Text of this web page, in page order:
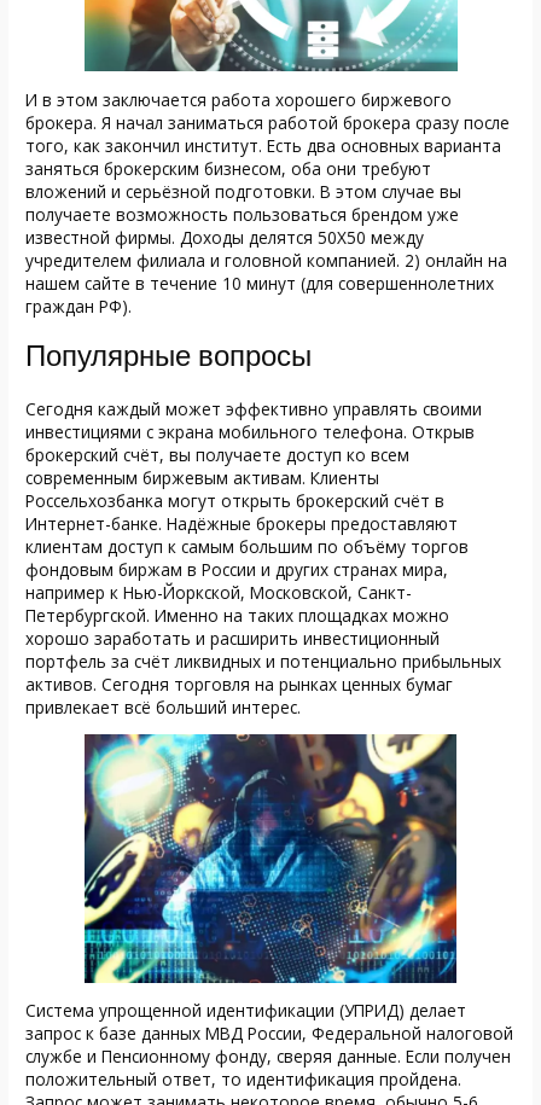
И в этом заключается работа хорошего биржевого
брокера. Я начал заниматься работой брокера сразу после
того, как закончил институт. Есть два основных варианта
заняться брокерским бизнесом, оба они требуют
вложений и серьёзной подготовки. В этом случае вы
получаете возможность пользоваться брендом уже
известной фирмы. Доходы делятся 50Х50 между
учредителем филиала и головной компанией. 2) онлайн на
нашем сайте в течение 10 минут (для совершеннолетних
граждан РФ).
Популярные вопросы
Сегодня каждый может эффективно управлять своими
инвестициями с экрана мобильного телефона. Открыв
брокерский счёт, вы получаете доступ ко всем
современным биржевым активам. Клиенты
Россельхозбанка могут открыть брокерский счёт в
Интернет-банке. Надёжные брокеры предоставляют
клиентам доступ к самым большим по объёму торгов
фондовым биржам в России и других странах мира,
например к Нью-Йоркской, Московской, Санкт-
Петербургской. Именно на таких площадках можно
хорошо заработать и расширить инвестиционный
портфель за счёт ликвидных и потенциально прибыльных
активов. Сегодня торговля на рынках ценных бумаг
привлекает всё больший интерес.
Система упрощенной идентификации (УПРИД) делает
запрос к базе данных МВД России, Федеральной налоговой
службе и Пенсионному фонду, сверяя данные. Если получен
положительный ответ, то идентификация пройдена.